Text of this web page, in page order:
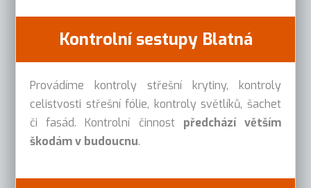
Kontrolní sestupy Blatná
Provádíme kontroly střešní krytiny, kontroly
celistvosti střešní fólie, kontroly světlíků, šachet
či fasád. Kontrolní činnost předchází větším
škodám v budoucnu.